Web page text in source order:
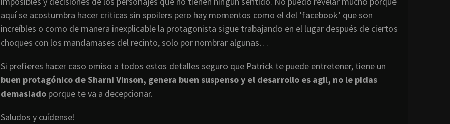
aquí se acostumbra hacer criticas sin spoilers pero hay momentos como el del ‘facebook’ que son
increíbles o como de manera inexplicable la protagonista sigue trabajando en el lugar después de ciertos
choques con los mandamases del recinto, solo por nombrar algunas…
Si prefieres hacer caso omiso a todos estos detalles seguro que Patrick te puede entretener, tiene un
buen protagónico de Sharni Vinson, genera buen suspenso y el desarrollo es agil, no le pidas
demasiado porque te va a decepcionar.
Saludos y cuídense!